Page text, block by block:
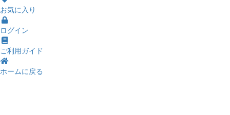
お気に入り
ログイン
ご利用ガイド
ホームに戻る